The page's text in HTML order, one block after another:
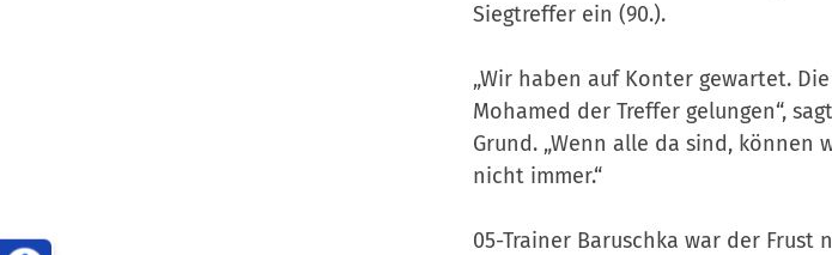
Siegtreffer ein (90.).
„Wir haben auf Konter gewartet.
Mohamed der Treffer gelungen“,
Grund. „Wenn alle da sind,
nicht immer.“
05-Trainer Baruschka war der